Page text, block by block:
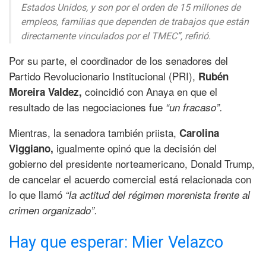
Estados Unidos, y son por el orden de 15 millones de
empleos, familias que dependen de trabajos que están
directamente vinculados por el TMEC”, refirió.
Por su parte, el coordinador de los senadores del
Partido Revolucionario Institucional (PRI), Rubén
Moreira Valdez, coincidió con Anaya en que el
resultado de las negociaciones fue “un fracaso”.
Mientras, la senadora también priista, Carolina
Viggiano, igualmente opinó que la decisión del
gobierno del presidente norteamericano, Donald Trump,
de cancelar el acuerdo comercial está relacionada con
lo que llamó “la actitud del régimen morenista frente al
crimen organizado”.
Hay que esperar: Mier Velazco